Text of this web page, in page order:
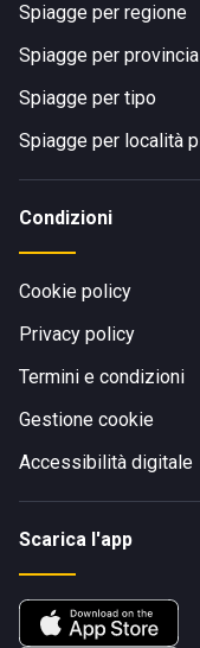
Spiagge per regione
Spiagge per provincia
Spiagge per tipo
Spiagge per località
Condizioni
Cookie policy
Privacy policy
Termini e condizioni
Gestione cookie
Accessibilità digitale
Scarica l'app